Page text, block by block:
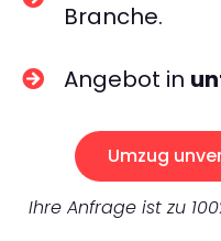
Branche.
Angebot in
Umzug
Ihre Anfrage ist zu